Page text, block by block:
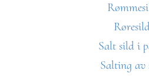
Salt sild i
Salting av